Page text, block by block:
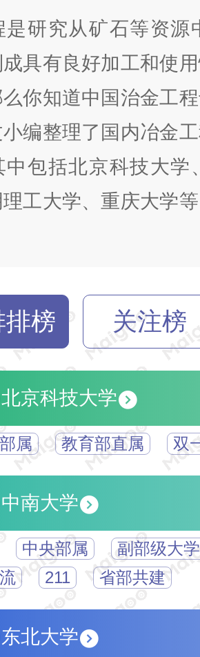
是研究从矿石等资源
具有良好加工和使
你知道中国治金工
编整理了国内冶金
中包括北京科技大学
工大学、重庆大学
排榜 关注榜
北京科技大学
属 教育部直属 双
中南大学
中央部属
副部级大学
211 省部共建
东北大学